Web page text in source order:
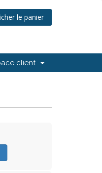
le panier
client